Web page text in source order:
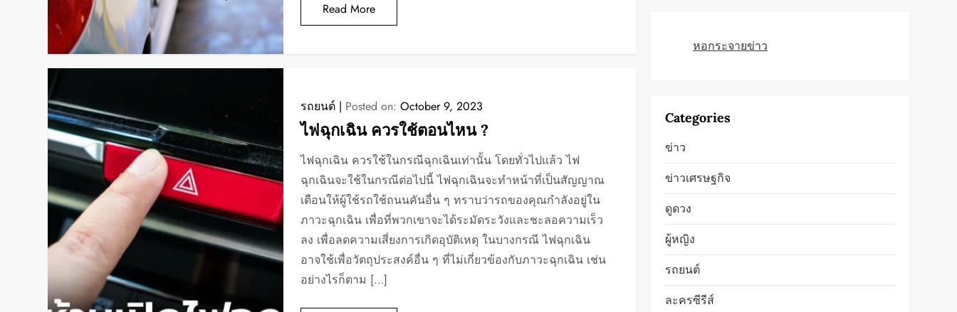
Read More
รถยนต์ Posted on: October 9, 2023
ไฟฉุกเฉิน ควรใช้ตอนไหน ?
ไฟฉุกเฉิน ควรใช้ในกรณีฉุกเฉินเท่านั้น โดยทั่วไปแล้ว ไฟ
ฉุกเฉินจะใช้ในกรณีต่อไปนี้ ไฟฉุกเฉินจะทำหน้าที่เป็นสัญญาณ
เตือนให้ผู้ใช้รถใช้ถนนคันอื่น ๆ ทราบว่ารถของคุณกำลังอยู่ใน
ภาวะฉุกเฉิน เพื่อที่พวกเขาจะได้ระมัดระวังและชะลอความเร็ว
ลง เพื่อลดความเสี่ยงการเกิดอุบัติเหตุ ในบางกรณี ไฟฉุกเฉิน
อาจใช้เพื่อวัตถุประสงค์อื่น ๆ ที่ไม่เกี่ยวข้องกับภาวะฉุกเฉิน เช่น
อย่างไรก็ตาม […]
หอกระจายข่าว
Categories
ข่าว
ข่าวเศรษฐกิจ
ดูดวง
ผู้หญิง
รถยนต์
ละครซีรีส์